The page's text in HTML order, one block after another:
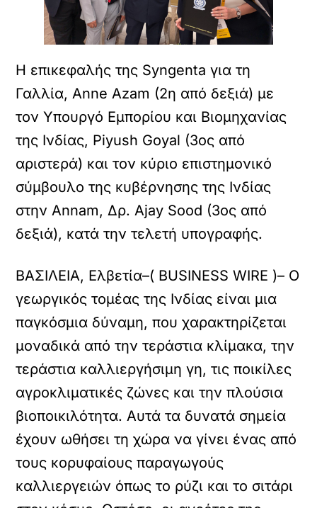
Η επικεφαλής της Syngenta για τη
Γαλλία, Anne Azam (2η από δεξιά) με
τον Υπουργό Εμπορίου και Βιομηχανίας
της Ινδίας, Piyush Goyal (3ος από
αριστερά) και τον κύριο επιστημονικό
σύμβουλο της κυβέρνησης της Ινδίας
στην Annam, Δρ. Ajay Sood (3ος από
δεξιά), κατά την τελετή υπογραφής.
ΒΑΣΙΛΕΙΑ, Ελβετία–( BUSINESS WIRE )– Ο
γεωργικός τομέας της Ινδίας είναι μια
παγκόσμια δύναμη, που χαρακτηρίζεται
μοναδικά από την τεράστια κλίμακα, την
τεράστια καλλιεργήσιμη γη, τις ποικίλες
αγροκλιματικές ζώνες και την πλούσια
βιοποικιλότητα. Αυτά τα δυνατά σημεία
έχουν ωθήσει τη χώρα να γίνει ένας από
τους κορυφαίους παραγωγούς
καλλιεργειών όπως το ρύζι και το σιτάρι